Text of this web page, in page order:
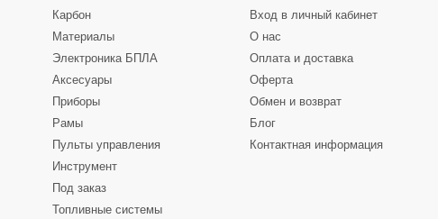
Карбон
Материалы
Электроника БПЛА
Аксесуары
Приборы
Рамы
Пульты управления
Инструмент
Под заказ
Топливные системы
Вход в личный кабинет
О нас
Оплата и доставка
Оферта
Обмен и возврат
Блог
Контактная информация